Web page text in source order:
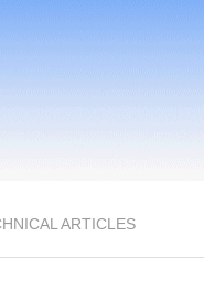
ARTICLES